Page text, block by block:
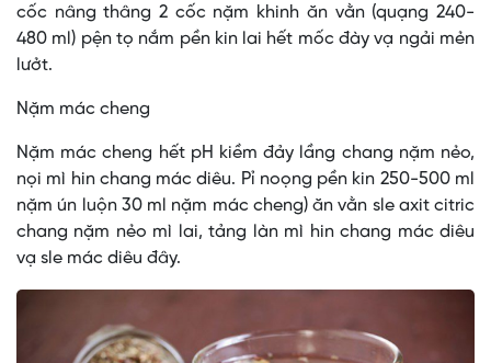
cốc nâng thâng 2 cốc nặm khinh ăn vằn (quạng 240-
480 ml) pện tọ nắm pền kin lai hết mốc đày vạ ngải mẻn
lưởt.
Nặm mác cheng
Nặm mác cheng hết pH kiềm đảy lầng chang nặm nẻo,
nọi mì hin chang mác diêu. Pỉ noọng pền kin 250-500 ml
nặm ún luộn 30 ml nặm mác cheng) ăn vằn sle axit citric
chang nặm nẻo mì lai, tảng làn mì hin chang mác diêu
vạ sle mác diêu đây.